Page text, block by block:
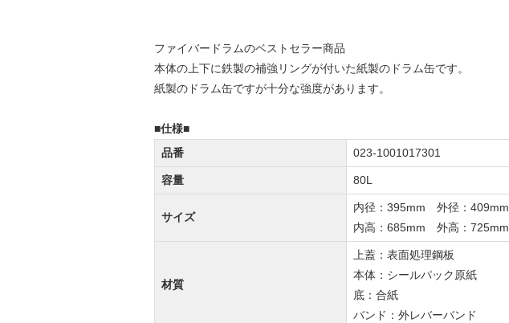
ファイバードラムのベストセラー商品
本体の上下に鉄製の補強リングが付いた紙製のドラム缶です。
紙製のドラム缶ですが十分な強度があります。
■仕様■
品番
023-1001017301
容量 80L
サイズ
内径：395mm 外径：409mm
内高：685mm 外高：725mm
材質
上蓋：表面処理鋼板
本体：シールパック原紙
底：合紙
バンド：外レバーバンド